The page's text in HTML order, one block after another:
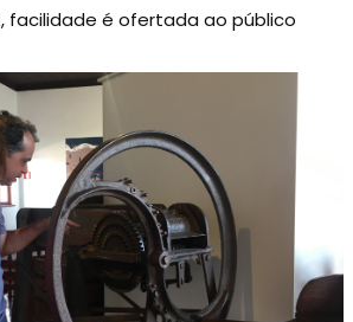
facilidade é ofertada ao público